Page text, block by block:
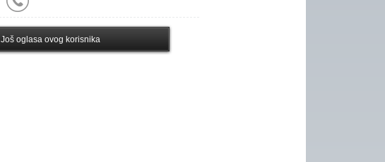
Još oglasa ovog korisnika